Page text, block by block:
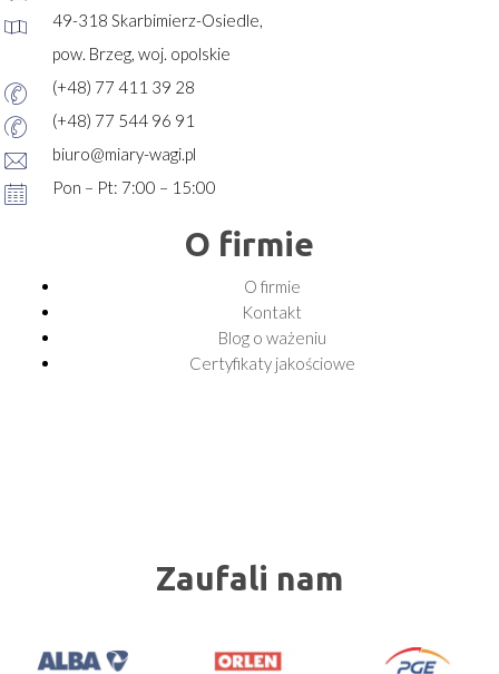
49-318 Skarbimierz-Osiedle,
pow. Brzeg, woj. opolskie
(+48) 77 411 39 28
(+48) 77 544 96 91
biuro@miary-wagi.pl
Pon – Pt: 7:00 – 15:00
O firmie
O firmie
Kontakt
Blog o ważeniu
Certyfikaty jakościowe
Zaufali nam